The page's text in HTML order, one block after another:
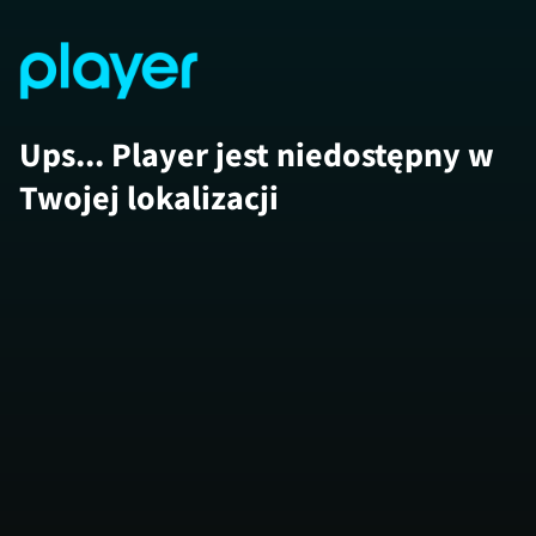
Ups... Player jest niedostępny w
Twojej lokalizacji